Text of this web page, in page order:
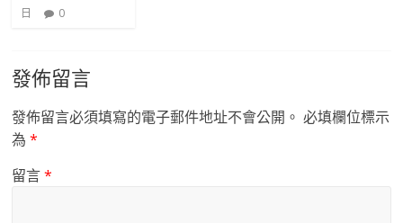
日
0
發佈留言
發佈留言必須填寫的電子郵件地址不會公開。 必填欄位標示
為*
留言*